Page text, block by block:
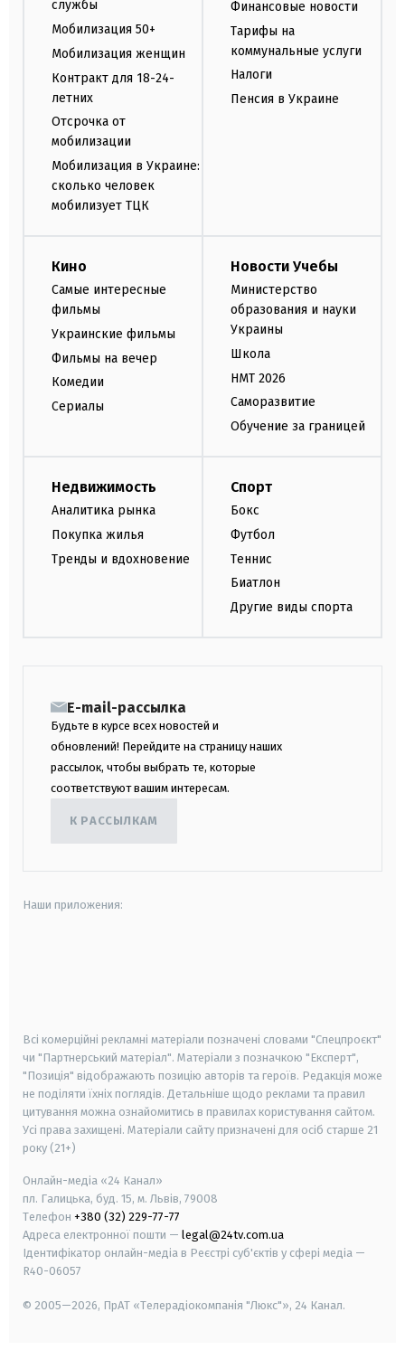
службы
Мобилизация 50+
Мобилизация женщин
Контракт для 18-24-
летних
Отсрочка от
мобилизации
Мобилизация в Украине:
сколько человек
мобилизует ТЦК
Финансовые новости
Тарифы на
коммунальные услуги
Налоги
Пенсия в Украине
Кино
Самые интересные
фильмы
Украинские фильмы
Фильмы на вечер
Комедии
Сериалы
Новости Учебы
Министерство
образования и науки
Украины
Школа
НМТ 2026
Саморазвитие
Обучение за границей
Недвижимость
Аналитика рынка
Покупка жилья
Тренды и вдохновение
Спорт
Бокс
Футбол
Теннис
Биатлон
Другие виды спорта
E-mail-рассылка
Будьте в курсе всех новостей и
обновлений! Перейдите на страницу наших
рассылок, чтобы выбрать те, которые
соответствуют вашим интересам.
К РАССЫЛКАМ
Наши приложения:
Всі комерційні рекламні матеріали позначені словами "Спецпроєкт"
чи "Партнерський матеріал". Матеріали з позначкою "Експерт",
"Позиція" відображають позицію авторів та героїв. Редакція може
не поділяти їхніх поглядів. Детальніше щодо реклами та правил
цитування можна ознайомитись в правилах користування сайтом.
Усі права захищені. Матеріали сайту призначені для осіб старше 21
року (21+)
Онлайн-медіа «24 Канал»
пл. Галицька, буд. 15, м. Львів, 79008
Телефон +380 (32) 229-77-77
Адреса електронної пошти — legal@24tv.com.ua
Ідентифікатор онлайн-медіа в Реєстрі суб'єктів у сфері медіа —
R40-06057
© 2005—2026, ПрАТ «Телерадіокомпанія "Люкс"», 24 Канал.